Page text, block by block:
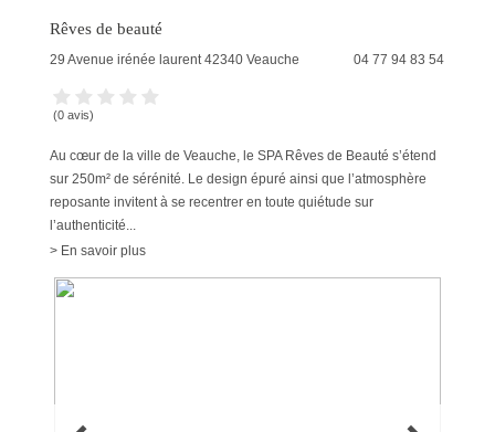
Rêves de beauté
29 Avenue irénée laurent 42340 Veauche 04 77 94 83 54
(0 avis)
Au cœur de la ville de Veauche, le SPA Rêves de Beauté s’étend
sur 250m² de sérénité. Le design épuré ainsi que l’atmosphère
reposante invitent à se recentrer en toute quiétude sur
l’authenticité...
> En savoir plus